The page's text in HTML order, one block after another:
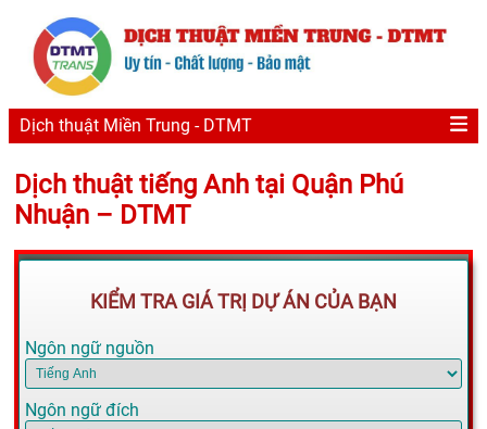
Dịch thuật Miền Trung - DTMT
Dịch thuật tiếng Anh tại Quận Phú
Nhuận – DTMT
KIỂM TRA GIÁ TRỊ DỰ ÁN CỦA BẠN
Ngôn ngữ nguồn
Ngôn ngữ đích